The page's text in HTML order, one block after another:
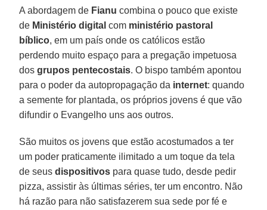
A abordagem de Fianu combina o pouco que existe
de Ministério digital com ministério pastoral
bíblico, em um país onde os católicos estão
perdendo muito espaço para a pregação impetuosa
dosgrupos pentecostais. O bispo também apontou
para o poder da autopropagação da internet: quando
a semente for plantada, os próprios jovens é que vão
difundir o Evangelho uns aos outros.
São muitos os jovens que estão acostumados a ter
um poder praticamente ilimitado a um toque da tela
de seusdispositivos para quase tudo, desde pedir
pizza, assistir às últimas séries, ter um encontro. Não
há razão para não satisfazerem sua sede por fé e